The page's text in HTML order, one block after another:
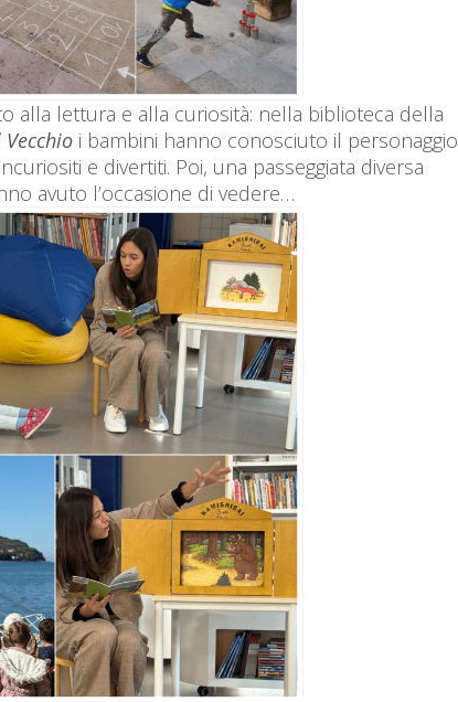
alla lettura e alla curiosità: nella biblioteca della
i bambini hanno conosciuto il personaggio
e divertiti. Poi, una passeggiata diversa
avuto l’occasione di vedere…